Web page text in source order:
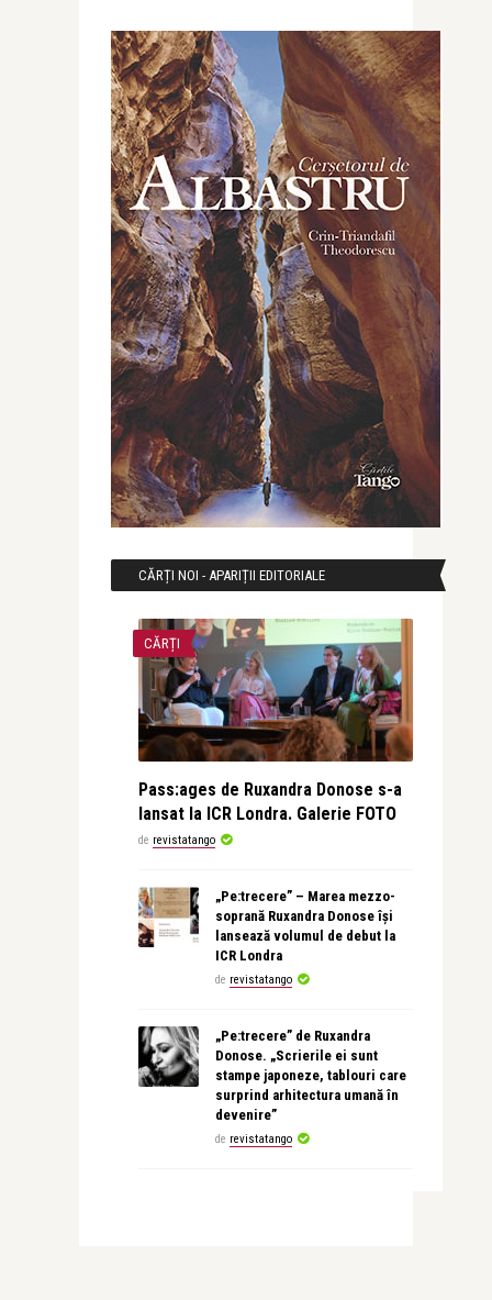
CĂRȚI NOI - APARIȚII EDITORIALE
CĂRȚI
Pass:ages de Ruxandra Donose s-a
lansat la ICR Londra. Galerie FOTO
de revistatango
„Pe:trecere” – Marea mezzo-
soprană Ruxandra Donose își
lansează volumul de debut la
ICR Londra
de revistatango
„Pe:trecere” de Ruxandra
Donose. „Scrierile ei sunt
stampe japoneze, tablouri care
surprind arhitectura umană în
devenire”
de revistatango